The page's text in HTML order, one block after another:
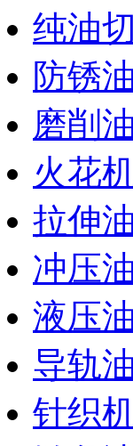
纯油
防锈油
磨削油
火花
拉伸油
冲压油
液压油
导轨油
针织